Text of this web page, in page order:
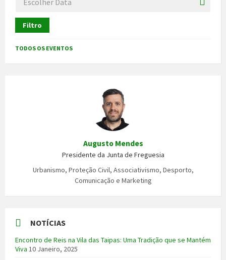
Filtro
TODOS OS EVENTOS
Augusto Mendes
Presidente da Junta de Freguesia
Urbanismo, Proteção Civil, Associativismo, Desporto,
Comunicação e Marketing
NOTÍCIAS
Encontro de Reis na Vila das Taipas: Uma Tradição que se Mantém
Viva 10 Janeiro, 2025